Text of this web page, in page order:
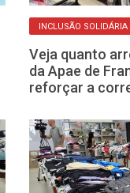
INCLUSÃO SOLIDÁRIA
Veja quanto
da Apae de
reforçar a